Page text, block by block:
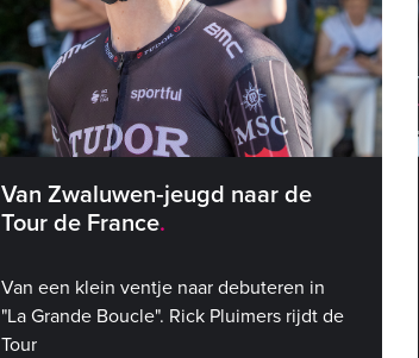
Van Zwaluwen‑jeugd naar de
Tour de France
Van een klein ventje naar debuteren in
"La Grande Boucle". Rick Pluimers rijdt de
Tour